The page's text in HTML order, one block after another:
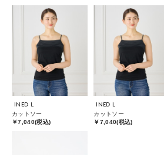
INED L
カットソー
￥7,040(税込)
INED L
カットソー
￥7,040(税込)